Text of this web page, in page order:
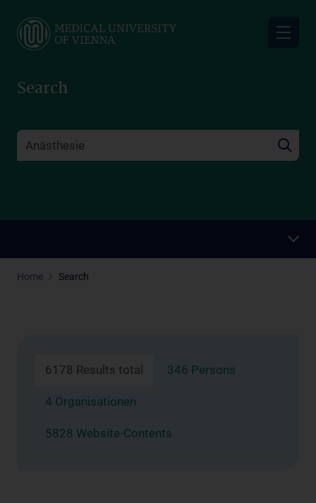
main
Search
Home Search
6178 Results total 346 Persons
4 Organisationen
5828 Website-Contents